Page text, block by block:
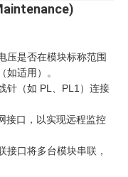
压是否在模块标称范围
如适用）。
针（如 PL、PL1）连接
接口，以实现远程监控
接口将多台模块串联，